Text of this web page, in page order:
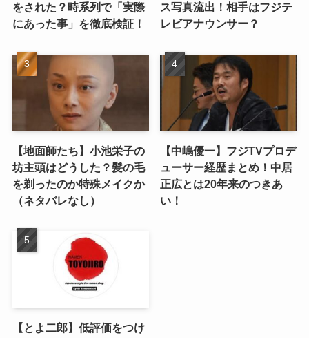
をされた？時系列で「実際
にあった事」を徹底検証！
ス写真流出！相手はフジテ
レビアナウンサー？
【地面師たち】小池栄子の
坊主頭はどうした？髪の毛
を剃ったのか特殊メイクか
（ネタバレなし）
【中嶋優一】フジTVプロデ
ューサー経歴まとめ！中居
正広とは20年来のつきあ
い！
【とよ二郎】低評価をつけ